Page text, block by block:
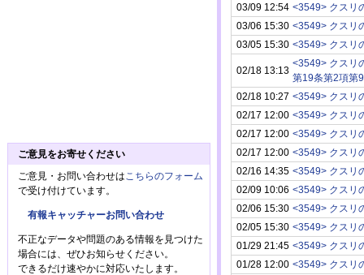
03/09 12:54
03/06 15:30
03/05 15:30
02/18 13:13
第19条第2項第
02/18 10:27
02/17 12:00
02/17 12:00
02/17 12:00
02/16 14:35
02/09 10:06
02/06 15:30
02/05 15:30
01/29 21:45
01/28 12:00
ご意見をお寄せください
ご意見・お問い合わせは こちらのフォーム
で受け付けています。
有報キャッチャーお問い合わせ
不正なデータや問題のある情報を見つけた
場合には、ぜひお知らせください。
できるだけ速やかに対応いたします。